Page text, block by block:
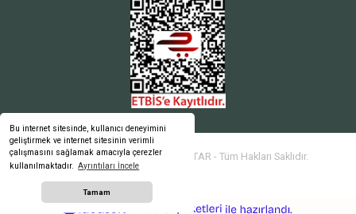
Bu internet sitesinde, kullanıcı deneyimini
geliştirmek ve internet sitesinin verimli
çalışmasını sağlamak amacıyla çerezler
kullanılmaktadır.
Ayrıntıları İncele
Tamam
2024 Copyright ATMACA ANAHTAR - Tüm Hakları Saklıdır.
e-